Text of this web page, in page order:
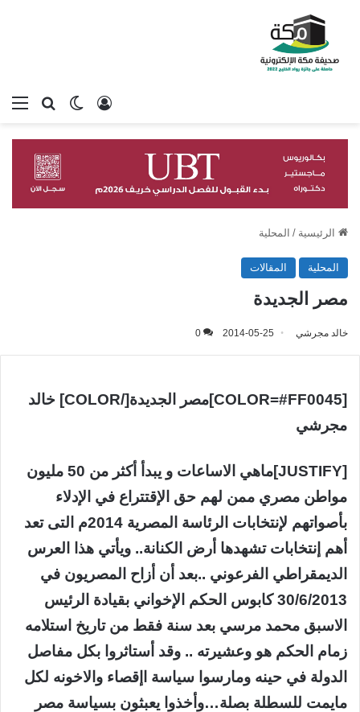
بحثالوضع
تسجيل الدخول
الرئيسية / المحلية
المحلية المقالات
مصر الجديدة
خالد مجرشي 2014-05-25
0
[COLOR=#FF0045]مصر الجديدة[/COLOR] خالد
مجرشي
[JUSTIFY]ماهي اﻻساعات و يبدأ أكثر من 50 مليون
مواطن مصري ممن لهم حق الإقتتراع في الإدلاء
بأصواتهم لإنتخابات الرئاسة المصرية 2014م التى تعد
أهم إنتخابات تشهدها أرض الكنانة.. ويأتي هذا العرس
الديمقراطي الفرعوني ..بعد أن أزاح المصريون في
30/6/2013 كابوس الحكم الإخواني بقيادة الرئيس
اﻻسبق محمد مرسي بعد سنة فقط من تاريخ استلامه
زمام الحكم هو وعشيرته .. وقد أستاثروا بكل مفاصل
الدولة في حينه ومارسوا سياسة اإقصاء واﻻخونه لكل
مايمت للسطلة بصلة…وأخذوا يعبثون بسياسة مصر